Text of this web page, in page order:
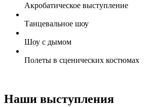
Акробатическое выступление
Танцевальное шоу
Шоу с дымом
Полеты в сценических костюмах
Наши выступления